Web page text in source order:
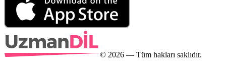
© 2026 — Tüm hakları saklıdır.